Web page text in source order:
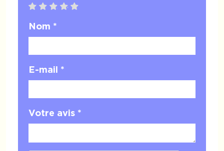
5 stars
4 stars
3 stars
2 stars
1 star
Nom *
E-mail *
Votre avis *